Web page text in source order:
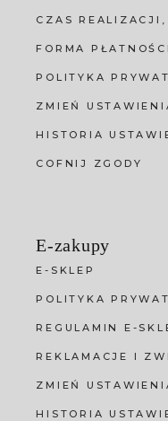
CZAS REALIZACJI,
FORMA PŁATNOŚCI
POLITYKA
ZMIEŃ
HISTORIA
COFNIJ ZGODY
E-zakupy
E-SKLEP
POLITYKA
REGULAMIN E-
REKLAMACJE I
ZMIEŃ
HISTORIA